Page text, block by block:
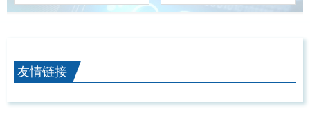
友情链接